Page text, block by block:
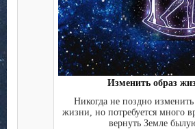
Изменить образ
Никогда не поздно изменить
жизни, но потребуется много
вернуть Земле